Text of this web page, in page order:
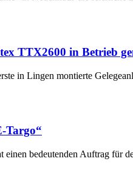
TTX2600 in Betrieb
in Lingen montierte
Targo“
bedeutenden Auftrag für